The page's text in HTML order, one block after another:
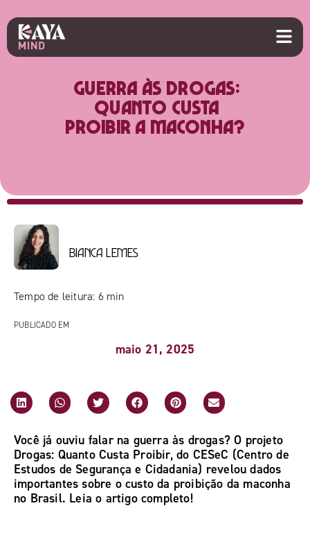
Guerra às drogas:
Quanto custa
proibir a maconha?
Bianca Lemes
Tempo de leitura: 6 min
PUBLICADO EM
maio 21, 2025
Você já ouviu falar na guerra às drogas? O projeto
Drogas: Quanto Custa Proibir, do CESeC (Centro de
Estudos de Segurança e Cidadania) revelou dados
importantes sobre o custo da proibição da maconha
no Brasil. Leia o artigo completo!